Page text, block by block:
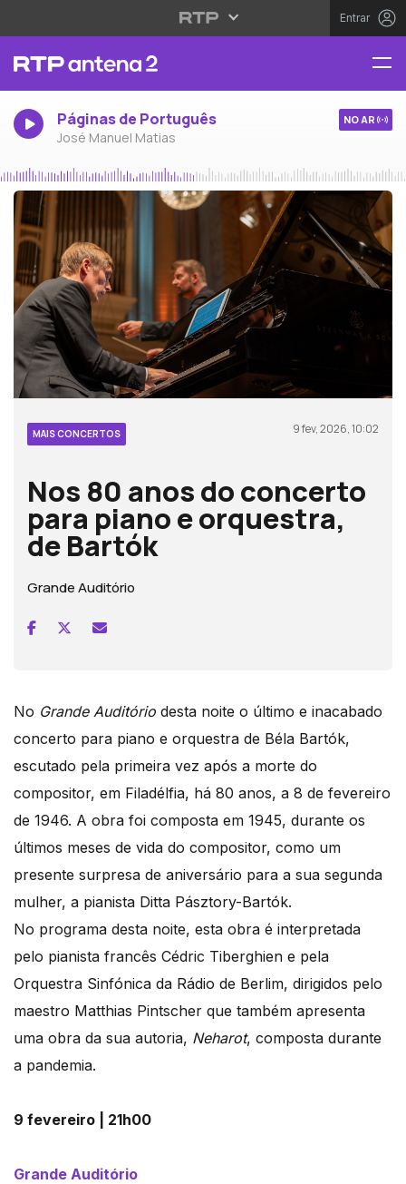
Entrar
Páginas de Português
José Manuel Matias
NO AR
MAIS CONCERTOS 9 fev, 2026, 10:02
Nos 80 anos do concerto
para piano e orquestra,
de Bartók
Grande Auditório
No Grande Auditório desta noite o último e inacabado
concerto para piano e orquestra de Béla Bartók,
escutado pela primeira vez após a morte do
compositor, em Filadélfia, há 80 anos, a 8 de fevereiro
de 1946. A obra foi composta em 1945, durante os
últimos meses de vida do compositor, como um
presente surpresa de aniversário para a sua segunda
mulher, a pianista Ditta Pásztory-Bartók.
No programa desta noite, esta obra é interpretada
pelo pianista francês Cédric Tiberghien e pela
Orquestra Sinfónica da Rádio de Berlim, dirigidos pelo
maestro Matthias Pintscher que também apresenta
uma obra da sua autoria, Neharot, composta durante
a pandemia.
9 fevereiro | 21h00
Grande Auditório